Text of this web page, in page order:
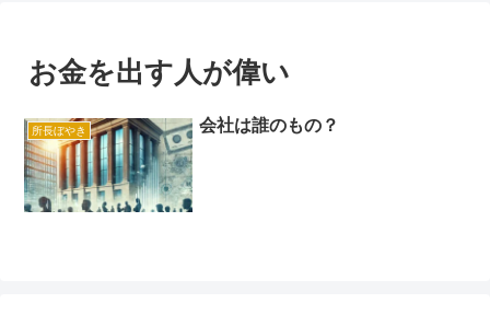
お金を出す人が偉い
所長ぼやき 会社は誰のもの？